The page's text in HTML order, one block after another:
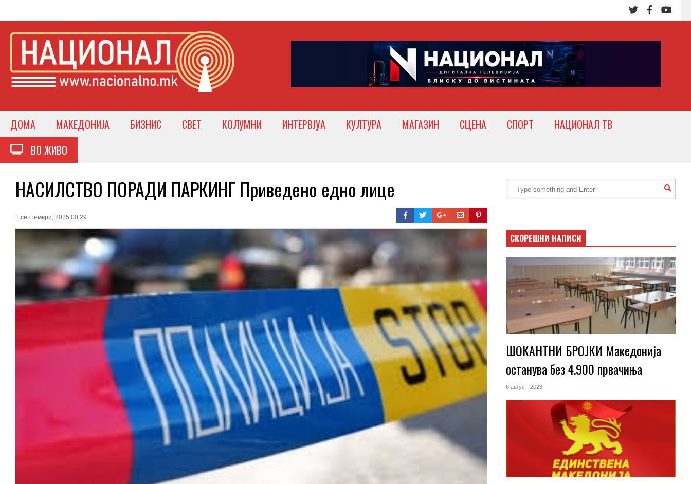
ДОМА МАКЕДОНИЈА БИЗНИС СВЕТ КОЛУМНИ ИНТЕРВЈУА КУЛТУРА МАГАЗИН СЦЕНА СПОРТ
НАЦИОНАЛ ТВ
ВО ЖИВО
НАСИЛСТВО ПОРАДИ ПАРКИНГ Приведено едно лице
1 септември, 2025 00:29
СКОРЕШНИ НАПИСИ
ШОКАНТНИ БРОЈКИ Македонија
останува без 4.900 првачиња
6 август, 2026